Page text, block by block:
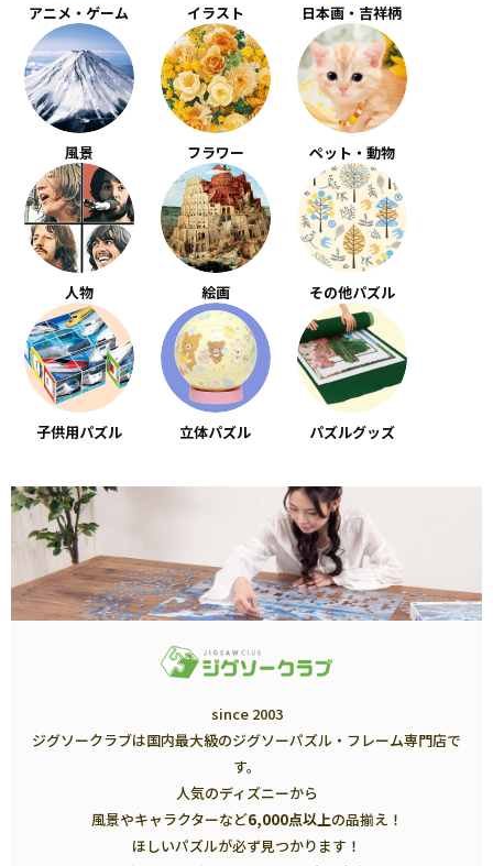
アニメ・ゲーム イラスト 日本画・吉祥柄
風景 フラワー ペット・動物
人物 絵画 その他パズル
子供用パズル 立体パズル パズルグッズ
since 2003
ジグソークラブは国内最大級のジグソーパズル・フレーム専門店で
す。
人気のディズニーから
風景やキャラクターなど6,000点以上の品揃え！
ほしいパズルが必ず見つかります！